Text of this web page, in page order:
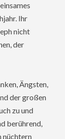
Ihr
nicht
der
Ängsten,
der großen
zu und
berührend,
nüchtern